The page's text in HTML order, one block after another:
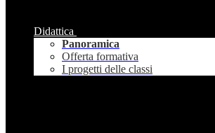
Didattica
Panoramica
Offerta formativa
I progetti delle classi